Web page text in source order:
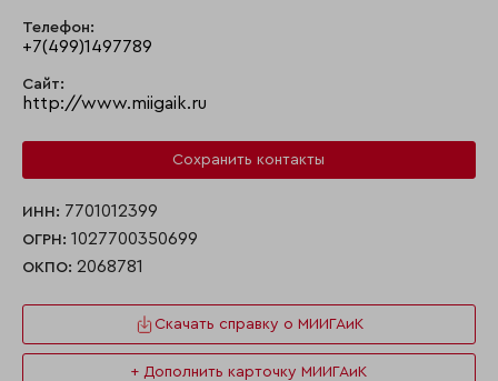
Телефон:
+7(499)1497789
Сайт:
http://www.miigaik.ru
Сохранить контакты
ИНН: 7701012399
ОГРН: 1027700350699
ОКПО: 2068781
Скачать справку о МИИГАиК
+ Дополнить карточку МИИГАиК